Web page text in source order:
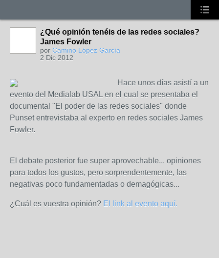
¿Qué opinión tenéis de las redes sociales?
James Fowler
por Camino López García
2 Dic 2012
Hace unos días asistí a un
evento del Medialab USAL en el cual se presentaba el
documental "El poder de las redes sociales" donde
Punset entrevistaba al experto en redes sociales James
Fowler.
El debate posterior fue super aprovechable... opiniones
para todos los gustos, pero sorprendentemente, las
negativas poco fundamentadas o demagógicas...
¿Cuál es vuestra opinión? El link al evento aquí.